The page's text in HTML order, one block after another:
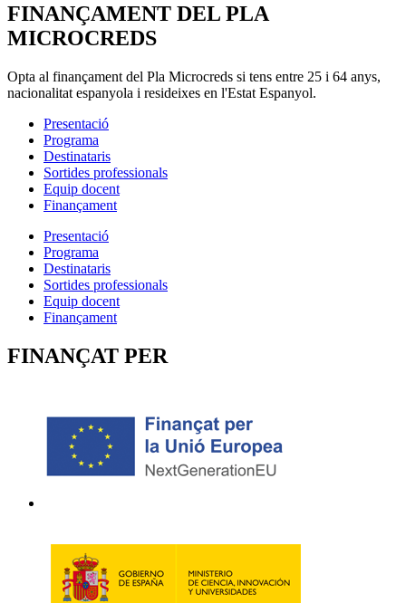
FINANÇAMENT DEL PLA
MICROCREDS
Opta al finançament del Pla Microcreds si tens entre 25 i 64 anys,
nacionalitat espanyola i resideixes en l'Estat Espanyol.
Presentació
Programa
Destinataris
Sortides professionals
Equip docent
Finançament
Presentació
Programa
Destinataris
Sortides professionals
Equip docent
Finançament
FINANÇAT PER